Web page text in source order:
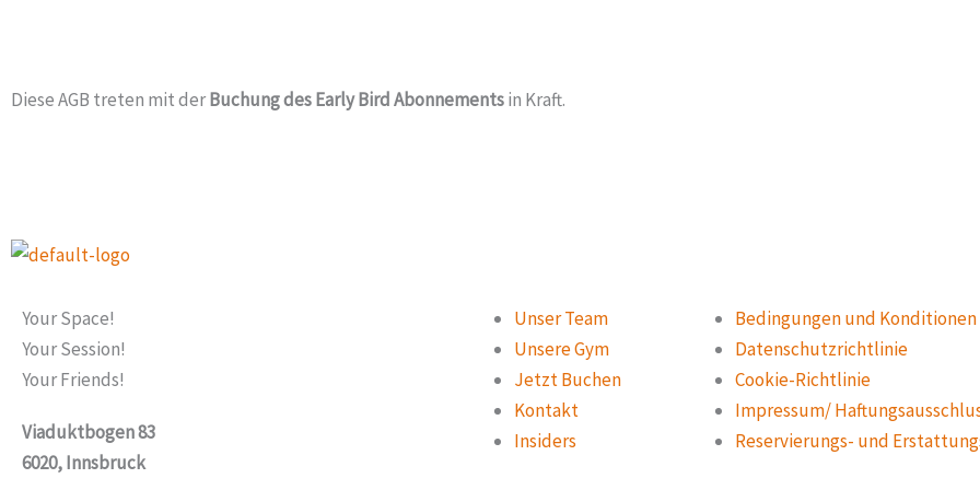
Diese AGB treten mit derBuchung des Early Bird Abonnementsin Kraft.
Your Space!
Your Session!
Your Friends!
Viaduktbogen 83
6020, Innsbruck
Unser Team
Unsere Gym
Jetzt Buchen
Kontakt
Insiders
Bedingungen und Konditionen
Datenschutzrichtlinie
Cookie-Richtlinie
Impressum/
Reservierungs- und